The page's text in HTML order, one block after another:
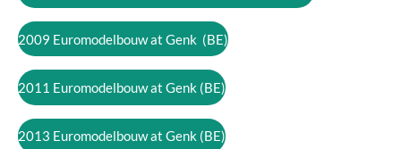
2009 Euromodelbouw at Genk (BE)
2011 Euromodelbouw at Genk (BE)
2013 Euromodelbouw at Genk (BE)